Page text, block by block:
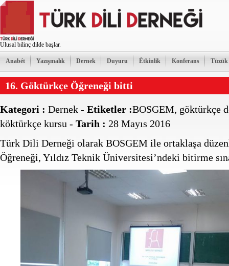
Ulusal bilinç dilde başlar.
Anabét Yazışmalık Dernek Duyuru Étkinlik Konferans Tüzük
16. Göktürkçe Öğreneği bitti
Kategori : Dernek - Etiketler :BOSGEM, göktürkçe
köktürkçe kursu - Tarih : 28 Mayıs 2016
Türk Dili Derneği olarak BOSGEM ile ortaklaşa
Öğreneği, Yıldız Teknik Üniversitesi’ndeki bitirme